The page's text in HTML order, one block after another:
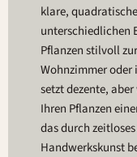
klare,
unterschiedlichen
Pflanzen stilvoll
Wohnzimmer
setzt dezente,
Ihren Pflanzen
das durch
Handwerkskunst